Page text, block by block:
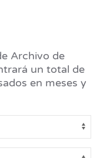
Archivo de
un total de
en meses y